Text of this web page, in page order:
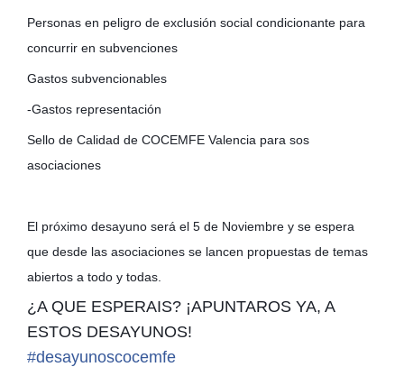
Personas en peligro de exclusión social condicionante para
concurrir en subvenciones
Gastos subvencionables
-Gastos representación
Sello de Calidad de COCEMFE Valencia para sos
asociaciones
El próximo desayuno será el 5 de Noviembre y se espera
que desde las asociaciones se lancen propuestas de temas
abiertos a todo y todas.
¿A QUE ESPERAIS? ¡APUNTAROS YA, A
ESTOS DESAYUNOS!
#desayunoscocemfe